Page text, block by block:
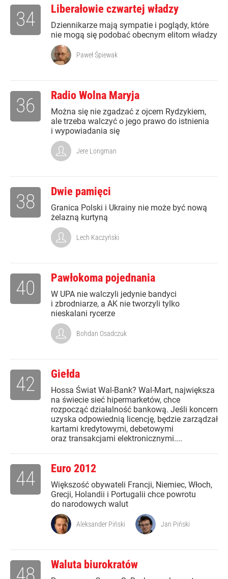
Liberałowie czwartej władzy
Dziennikarze mają sympatie i poglądy, które
nie mogą się podobać obecnym elitom władzy
34
Paweł Śpiewak
Radio Wolna Maryja
Można się nie zgadzać z ojcem Rydzykiem,
ale trzeba walczyć o jego prawo do istnienia
i wypowiadania się
36
Jere Longman
Dwie pamięci
Granica Polski i Ukrainy nie może być nową
żelazną kurtyną
38
Lech Kaczyński
Pawłokoma pojednania
W UPA nie walczyli jedynie bandyci
i zbrodniarze, a AK nie tworzyli tylko
nieskalani rycerze
40
Bohdan Osadczuk
Giełda
Hossa Świat Wal-Bank? Wal-Mart, największa
na świecie sieć hipermarketów, chce
rozpocząć działalność bankową. Jeśli koncern
uzyska odpowiednią licencję, będzie zarządzał
kartami kredytowymi, debetowymi
oraz transakcjami elektronicznymi....
42
Euro 2012
Większość obywateli Francji, Niemiec, Włoch,
Grecji, Holandii i Portugalii chce powrotu
do narodowych walut
44
Aleksander Piński Jan Piński
Waluta biurokratów